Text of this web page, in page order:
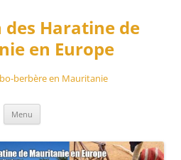
Haratine de
en Europe
berbère en Mauritanie
Menu